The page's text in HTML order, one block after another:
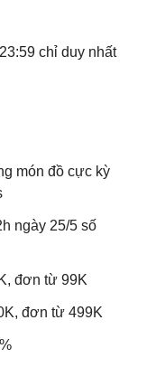
chỉ duy nhất
món đồ cực kỳ
ngày 25/5 số
đơn từ 99K
đơn từ 499K